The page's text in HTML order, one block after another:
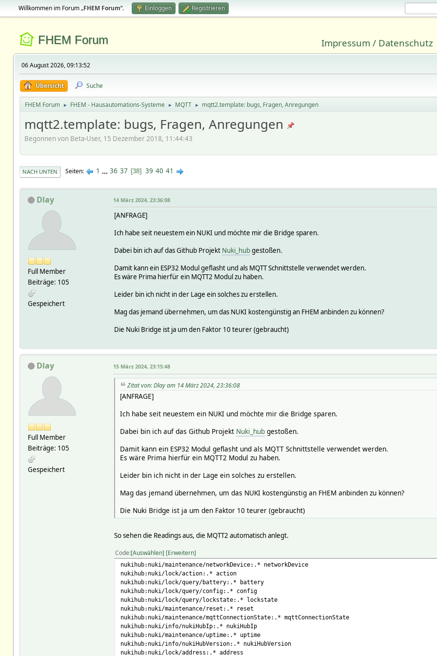
Willkommen im Forum „FHEM Forum“. Einloggen Registrieren
FHEM Forum Impressum / Datenschutz
06 August 2026, 09:13:52
Übersicht Suche
FHEM Forum ► FHEM - Hausautomations-Systeme ► MQTT ► mqtt2.template: bugs, Fragen, Anregungen
mqtt2.template: bugs, Fragen, Anregungen
Begonnen von Beta-User, 15 Dezember 2018, 11:44:43
NACH UNTEN Seiten 1 ... 36 37 38 39 40 41
Dlay
Full Member
Beiträge: 105
Gespeichert
14 März 2024, 23:36:08
[ANFRAGE]
Ich habe seit neuestem ein NUKI und möchte mir die Bridge sparen.
Dabei bin ich auf das Github Projekt Nuki_hubgestoßen.
Damit kann ein ESP32 Modul geflasht und als MQTT Schnittstelle verwendet werden.
Es wäre Prima hierfür ein MQTT2 Modul zu haben.
Leider bin ich nicht in der Lage ein solches zu erstellen.
Mag das jemand übernehmen, um das NUKI kostengünstig an FHEM anbinden zu können?
Die Nuki Bridge ist ja um den Faktor 10 teurer (gebraucht)
Dlay
Full Member
Beiträge: 105
Gespeichert
15 März 2024, 23:15:48
Zitat von: Dlay am 14 März 2024, 23:36:08
[ANFRAGE]
Ich habe seit neuestem ein NUKI und möchte mir die Bridge sparen.
Dabei bin ich auf das Github Projekt Nuki_hubgestoßen.
Damit kann ein ESP32 Modul geflasht und als MQTT Schnittstelle verwendet werden.
Es wäre Prima hierfür ein MQTT2 Modul zu haben.
Leider bin ich nicht in der Lage ein solches zu erstellen.
Mag das jemand übernehmen, um das NUKI kostengünstig an FHEM anbinden zu können?
Die Nuki Bridge ist ja um den Faktor 10 teurer (gebraucht)
So sehen die Readings aus, die MQTT2 automatisch anlegt.
Code Auswählen Erweitern
nukihub:nuki/maintenance/networkDevice:.* networkDevice
nukihub:nuki/lock/action:.* action
nukihub:nuki/lock/query/battery:.* battery
nukihub:nuki/lock/query/config:.* config
nukihub:nuki/lock/query/lockstate:.* lockstate
nukihub:nuki/maintenance/reset:.* reset
nukihub:nuki/maintenance/mqttConnectionState:.* mqttConnectionState
nukihub:nuki/info/nukiHubIp:.* nukiHubIp
nukihub:nuki/maintenance/uptime:.* uptime
nukihub:nuki/info/nukiHubVersion:.* nukiHubVersion
nukihub:nuki/lock/address:.* address